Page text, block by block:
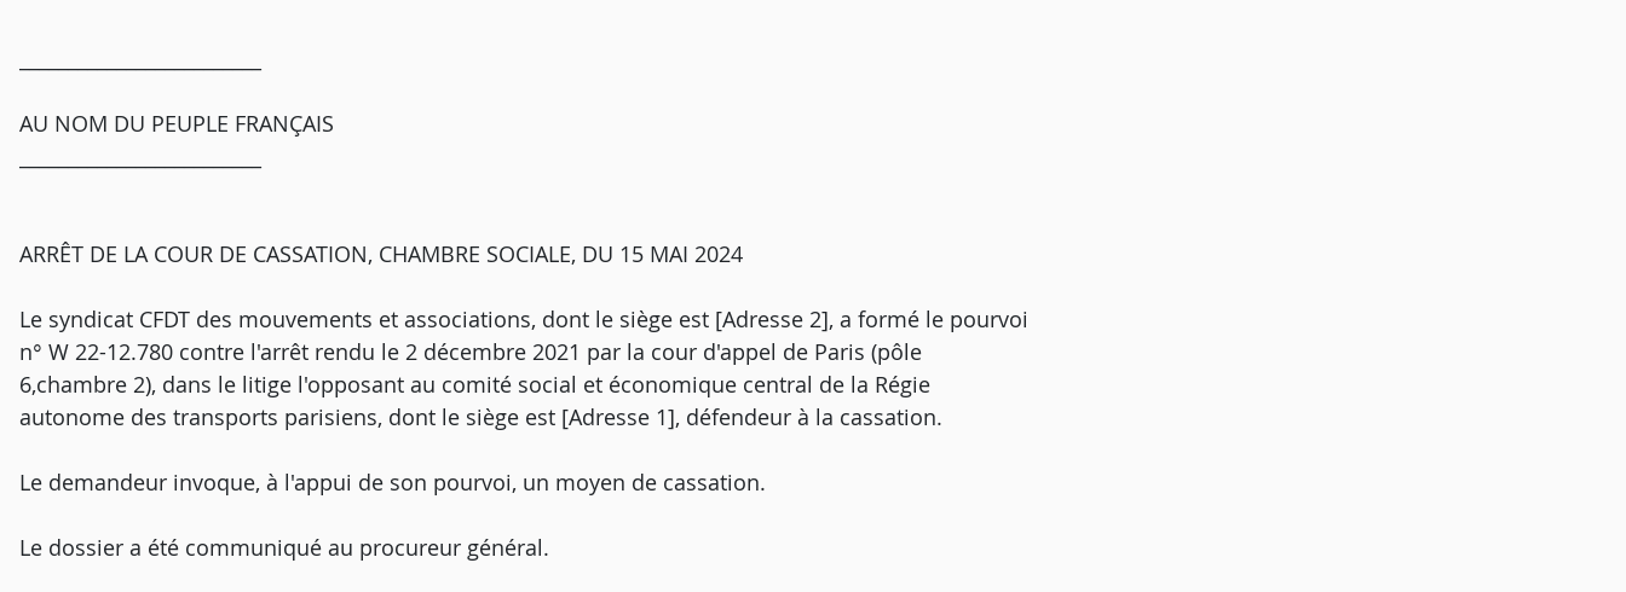
AU NOM DU PEUPLE FRANÇAIS
ARRÊT DE LA COUR DE CASSATION, CHAMBRE SOCIALE, DU 15 MAI 2024
Le syndicat CFDT des mouvements et associations, dont le siège est [Adresse 2], a formé le pourvoi
n° W 22-12.780 contre l'arrêt rendu le 2 décembre 2021 par la cour d'appel de Paris (pôle
6,chambre 2), dans le litige l'opposant au comité social et économique central de la Régie
autonome des transports parisiens, dont le siège est [Adresse 1], défendeur à la cassation.
Le demandeur invoque, à l'appui de son pourvoi, un moyen de cassation.
Le dossier a été communiqué au procureur général.